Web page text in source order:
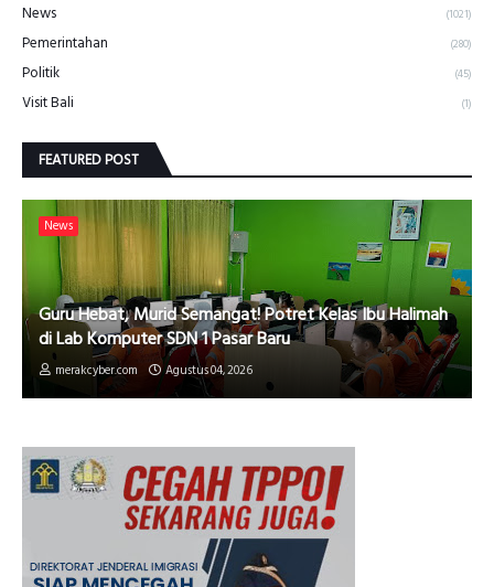
News (1021)
Pemerintahan (280)
Politik (45)
Visit Bali (1)
FEATURED POST
News
Guru Hebat, Murid Semangat! Potret Kelas Ibu Halimah
di Lab Komputer SDN 1 Pasar Baru
merakcyber.com Agustus 04, 2026